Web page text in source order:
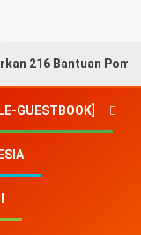
216 Bantuan
GUESTBOOK]
Surabaya
Komplikasi